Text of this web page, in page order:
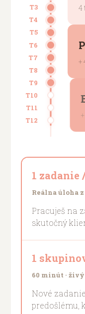
T3
T4
T5
T6
T7
T8
T9
T10
T11
T12
4
+
1 zadanie
Reálna úloha
Pracuješ na
skutočný
1
60 minút ·
Nové
predošlému,